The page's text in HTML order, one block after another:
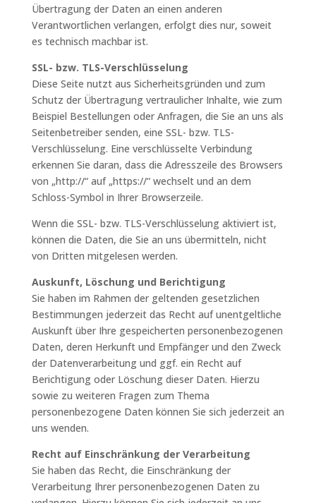
Übertragung der Daten an einen anderen
Verantwortlichen verlangen, erfolgt dies nur, soweit
es technisch machbar ist.
SSL- bzw. TLS-Verschlüsselung
Diese Seite nutzt aus Sicherheitsgründen und zum
Schutz der Übertragung vertraulicher Inhalte, wie zum
Beispiel Bestellungen oder Anfragen, die Sie an uns als
Seitenbetreiber senden, eine SSL- bzw. TLS-
Verschlüsselung. Eine verschlüsselte Verbindung
erkennen Sie daran, dass die Adresszeile des Browsers
von „http://“ auf „https://“ wechselt und an dem
Schloss-Symbol in Ihrer Browserzeile.
Wenn die SSL- bzw. TLS-Verschlüsselung aktiviert ist,
können die Daten, die Sie an uns übermitteln, nicht
von Dritten mitgelesen werden.
Auskunft, Löschung und Berichtigung
Sie haben im Rahmen der geltenden gesetzlichen
Bestimmungen jederzeit das Recht auf unentgeltliche
Auskunft über Ihre gespeicherten personenbezogenen
Daten, deren Herkunft und Empfänger und den Zweck
der Datenverarbeitung und ggf. ein Recht auf
Berichtigung oder Löschung dieser Daten. Hierzu
sowie zu weiteren Fragen zum Thema
personenbezogene Daten können Sie sich jederzeit an
uns wenden.
Recht auf Einschränkung der Verarbeitung
Sie haben das Recht, die Einschränkung der
Verarbeitung Ihrer personenbezogenen Daten zu